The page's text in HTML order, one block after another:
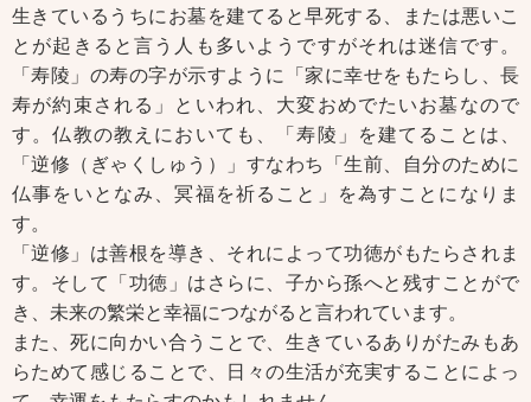
生きているうちにお墓を建てると早死する、または悪いこ
とが起きると言う人も多いようですがそれは迷信です。
「寿陵」の寿の字が示すように「家に幸せをもたらし、長
寿が約束される」といわれ、大変おめでたいお墓なので
す。仏教の教えにおいても、「寿陵」を建てることは、
「逆修（ぎゃくしゅう）」すなわち「生前、自分のために
仏事をいとなみ、冥福を祈ること」を為すことになりま
す。
「逆修」は善根を導き、それによって功徳がもたらされま
す。そして「功徳」はさらに、子から孫へと残すことがで
き、未来の繁栄と幸福につながると言われています。
また、死に向かい合うことで、生きているありがたみもあ
らためて感じることで、日々の生活が充実することによっ